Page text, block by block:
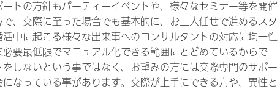
トの方針もパーティーイベントや、様々なセミナー等を開催
、交際に至った場合でも基本的に、お二人任せで進めるスタ
中に起こる様々な出来事へのコンサルタントの対応に均一性
要最低限でマニュアル化できる範囲にとどめているからで
しないという事ではなく、お望みの方には交際専門のサポー
なっている事があります。交際が上手にできる方や、異性と